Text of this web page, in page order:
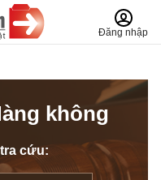
Đăng nhập
không
cứu: